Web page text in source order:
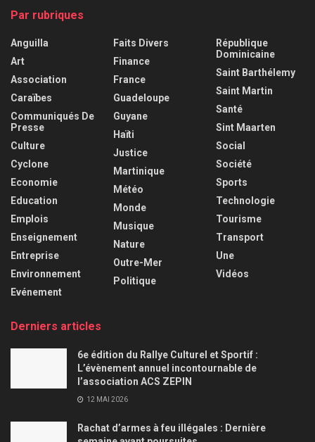
Par rubriques
Anguilla
Art
Association
Caraïbes
Communiqués De
Presse
Culture
Cyclone
Economie
Education
Emplois
Enseignement
Entreprise
Environnement
Evénement
Faits Divers
Finance
France
Guadeloupe
Guyane
Haïti
Justice
Martinique
Météo
Monde
Musique
Nature
Outre-Mer
Politique
République
Dominicaine
Saint Barthélemy
Saint Martin
Santé
Sint Maarten
Social
Société
Sports
Technologie
Tourisme
Transport
Une
Vidéos
Derniers articles
6e édition du Rallye Culturel et Sportif :
L’évènement annuel incontournable de
l’association ACS ZEPIN
12 MAI 2026
Rachat d’armes à feu illégales : Dernière